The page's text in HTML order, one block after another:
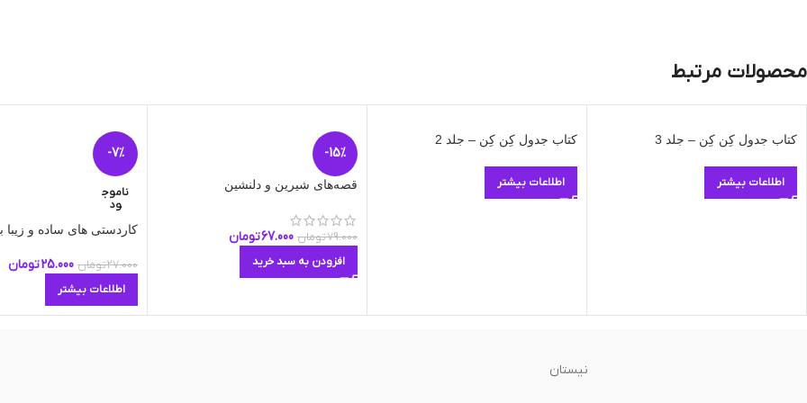
محصولات مرتبط
کتاب جدول کِن کِن – جلد 3
اطلاعات بیشتر
کتاب جدول کِن کِن – جلد 2
اطلاعات بیشتر
-15%
قصه‌های شیرین و دلنشین
79.000تومان 67.000تومان
افزودن به سبد خرید
-7%
ناموج
ود
کاردستی های ساده و زیبا
27.000تومان 25.000تومان
اطلاعات بیشتر
نیستان